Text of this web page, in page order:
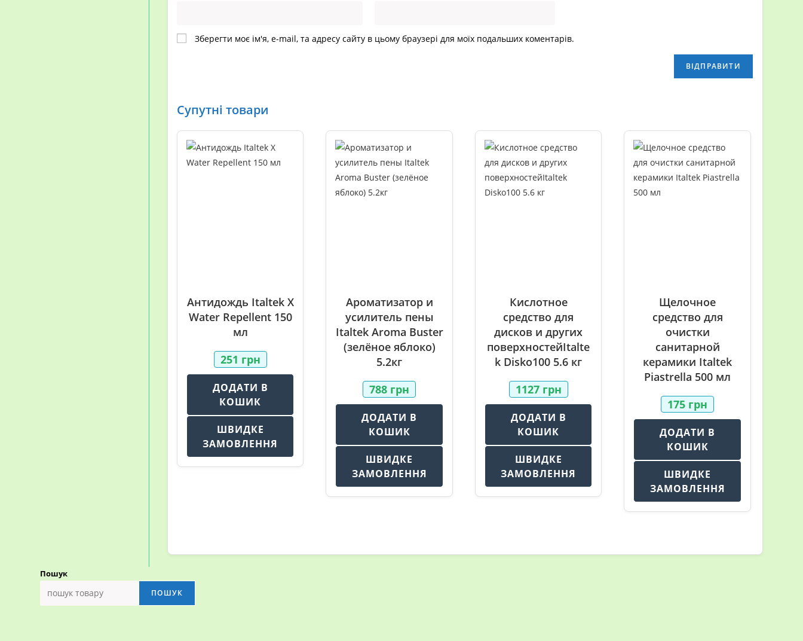
Зберегти моє ім'я, e-mail, та адресу сайту в цьому браузері для моїх подальших коментарів.
Супутні товари
Антидождь Italtek X
Water Repellent 150
мл
251 грн
ДОДАТИ В
КОШИК
ШВИДКЕ
ЗАМОВЛЕННЯ
Ароматизатор и
усилитель пены
Italtek Aroma Buster
(зелёное яблоко)
5.2кг
788 грн
ДОДАТИ В
КОШИК
ШВИДКЕ
ЗАМОВЛЕННЯ
Кислотное
средство для
дисков и других
поверхностейItalte
k Disko100 5.6 кг
1127 грн
ДОДАТИ В
КОШИК
ШВИДКЕ
ЗАМОВЛЕННЯ
Щелочное
средство для
очистки
санитарной
керамики Italtek
Piastrella 500 мл
175 грн
ДОДАТИ В
КОШИК
ШВИДКЕ
ЗАМОВЛЕННЯ
Пошук
ПОШУК